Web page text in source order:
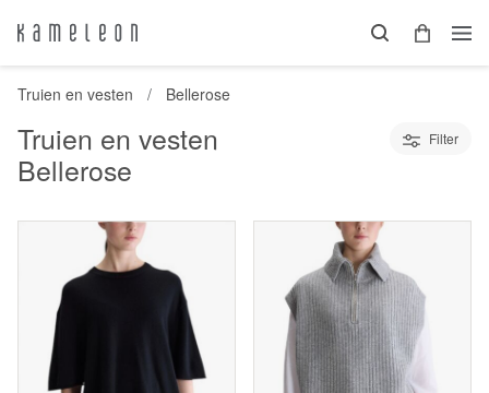
Truien en vesten Bellerose
Truien en vesten
Bellerose
Filter